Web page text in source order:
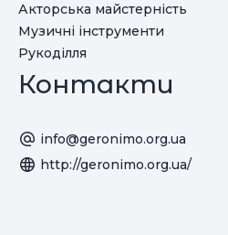
Акторська майстерність
Музичні інструменти
Рукоділля
Контакти
info@geronimo.org.ua
http://geronimo.org.ua/